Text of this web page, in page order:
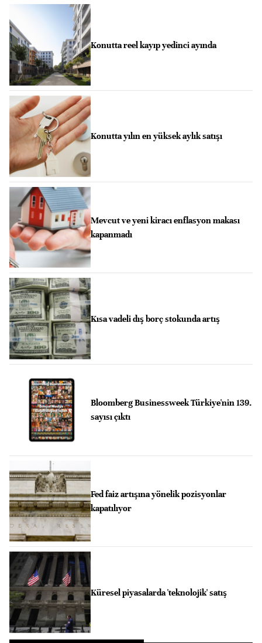
Konutta reel kayıp yedinci ayında
Konutta yılın en yüksek aylık satışı
Mevcut ve yeni kiracı enflasyon makası
kapanmadı
Kısa vadeli dış borç stokunda artış
Bloomberg Businessweek Türkiye'nin 139.
sayısı çıktı
Fed faiz artışına yönelik pozisyonlar
kapatılıyor
Küresel piyasalarda 'teknolojik' satış